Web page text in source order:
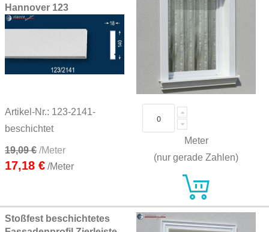
Hannover 123
Artikel-Nr.: 123-2141-
beschichtet
19,09 € /Meter
17,18 € /Meter
Meter
(nur gerade Zahlen)
Stoßfest beschichtetes